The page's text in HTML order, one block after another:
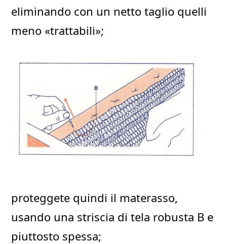
eliminando con un netto taglio quelli
meno «trattabili»;
proteggete quindi il materasso,
usando una striscia di tela robusta B e
piuttosto spessa;